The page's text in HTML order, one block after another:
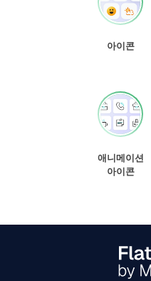
아이콘
애니메이션
아이콘